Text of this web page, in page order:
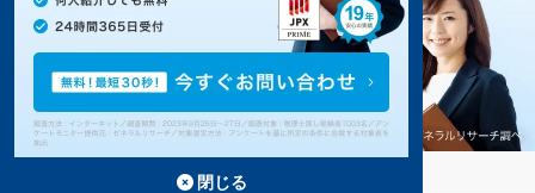
二本松の事務所が12件見つかりました。
閉じる